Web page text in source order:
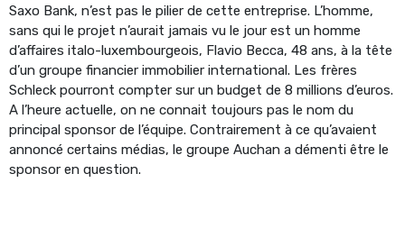
Saxo Bank, n’est pas le pilier de cette entreprise. L’homme,
sans qui le projet n’aurait jamais vu le jour est un homme
d’affaires italo-luxembourgeois, Flavio Becca, 48 ans, à la tête
d’un groupe financier immobilier international. Les frères
Schleck pourront compter sur un budget de 8 millions d’euros.
A l’heure actuelle, on ne connait toujours pas le nom du
principal sponsor de l’équipe. Contrairement à ce qu’avaient
annoncé certains médias, le groupe Auchan a démenti être le
sponsor en question.